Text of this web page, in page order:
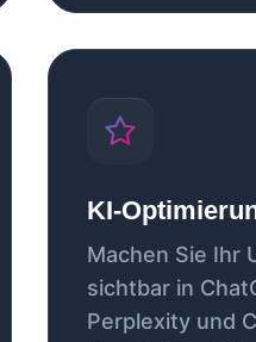
KI-
Machen Sie Ihr
sichtbar in
Perplexity und